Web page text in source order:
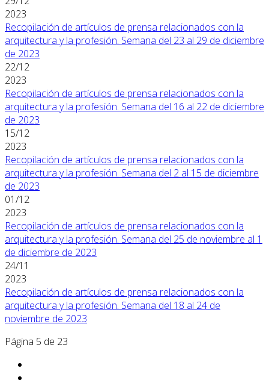
2023
Recopilación de artículos de prensa relacionados con la
arquitectura y la profesión. Semana del 23 al 29 de diciembre
de 2023
22/12
2023
Recopilación de artículos de prensa relacionados con la
arquitectura y la profesión. Semana del 16 al 22 de diciembre
de 2023
15/12
2023
Recopilación de artículos de prensa relacionados con la
arquitectura y la profesión. Semana del 2 al 15 de diciembre
de 2023
01/12
2023
Recopilación de artículos de prensa relacionados con la
arquitectura y la profesión. Semana del 25 de noviembre al 1
de diciembre de 2023
24/11
2023
Recopilación de artículos de prensa relacionados con la
arquitectura y la profesión. Semana del 18 al 24 de
noviembre de 2023
Página 5 de 23